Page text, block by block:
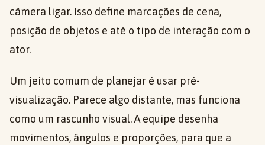
câmera ligar. Isso define marcações de cena,
posição de objetos e até o tipo de interação com o
ator.
Um jeito comum de planejar é usar pré-
visualização. Parece algo distante, mas funciona
como um rascunho visual. A equipe desenha
movimentos, ângulos e proporções, para que a